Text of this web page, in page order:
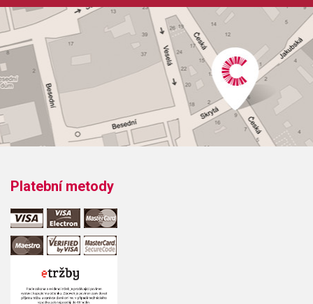
Platební metody